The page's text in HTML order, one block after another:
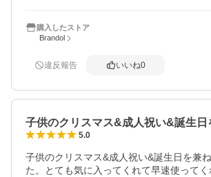
購入したストア
Brandol
違反報告 いいね0
子供のクリスマス&成人祝い&誕生
5.0
子供のクリスマス&成人祝い&誕生日を兼
た。とても気に入ってくれて早速使って